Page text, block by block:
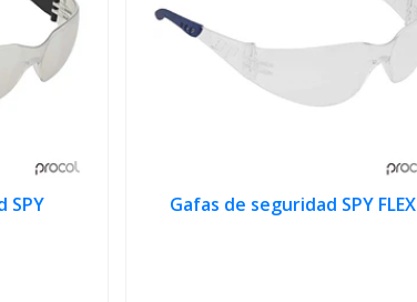
SPY Gafas de seguridad SPY FLEX